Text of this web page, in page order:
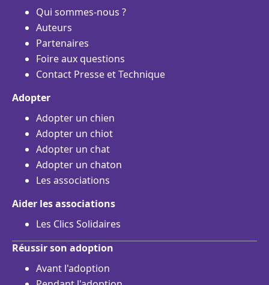
Qui sommes-nous ?
Auteurs
Partenaires
Foire aux questions
Contact Presse et Technique
Adopter
Adopter un chien
Adopter un chiot
Adopter un chat
Adopter un chaton
Les associations
Aider les associations
Les Clics Solidaires
Réussir son adoption
Avant l'adoption